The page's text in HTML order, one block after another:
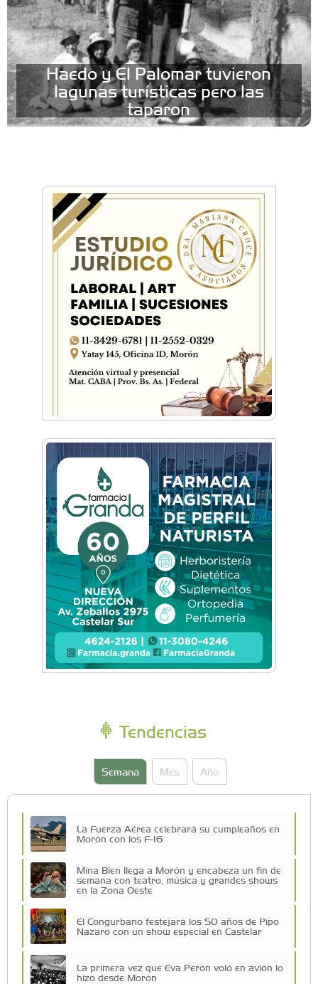
Haedo y El Palomar tuvieron
lagunas turísticas pero las
taparon
Tendencias
Semana Mes Año
La Fuerza Aérea celebrará su cumpleaños en
Morón con los F-16
Mina Bien llega a Morón y encabeza un fin de
semana con teatro, música y grandes shows
en la Zona Oeste
El Congurbano festejará los 50 años de Pipo
Nazaro con un show especial en Castelar
La primera vez que Eva Perón voló en avión lo
hizo desde Morón